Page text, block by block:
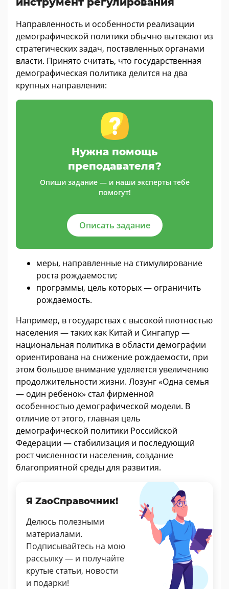
Направленность и особенности реализации
демографической политики обычно вытекают из
стратегических задач, поставленных органами
власти. Принято считать, что государственная
демографическая политика делится на два
крупных направления:
Нужна помощь
преподавателя?
Опиши задание — и наши эксперты тебе
помогут!
Описать задание
меры, направленные на стимулирование
роста рождаемости;
программы, цель которых — ограничить
рождаемость.
Например, в государствах с высокой плотностью
населения — таких как Китай и Сингапур —
национальная политика в области демографии
ориентирована на снижение рождаемости, при
этом большое внимание уделяется увеличению
продолжительности жизни. Лозунг «Одна семья
— один ребенок» стал фирменной
особенностью демографической модели. В
отличие от этого, главная цель
демографической политики Российской
Федерации — стабилизация и последующий
рост численности населения, создание
благоприятной среды для развития.
Я ZaoСправочник!
Делюсь полезными
материалами.
Подписывайтесь на мою
рассылку — и получайте
крутые статьи, новости
и подарки!